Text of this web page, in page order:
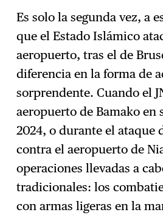
Es solo la segunda vez, a
que el Estado Islámico
aeropuerto, tras el de
diferencia en la forma de
sorprendente. Cuando el
aeropuerto de Bamako en
2024, o durante el ataque
contra el aeropuerto de
operaciones llevadas a
tradicionales: los
con armas ligeras en la